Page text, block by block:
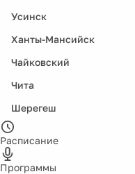
Усинск
Ханты-Мансийск
Чайковский
Чита
Шерегеш
Расписание
Программы